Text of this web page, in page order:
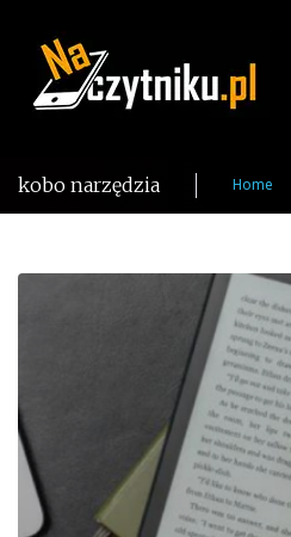
content
kobo narzędzia Home